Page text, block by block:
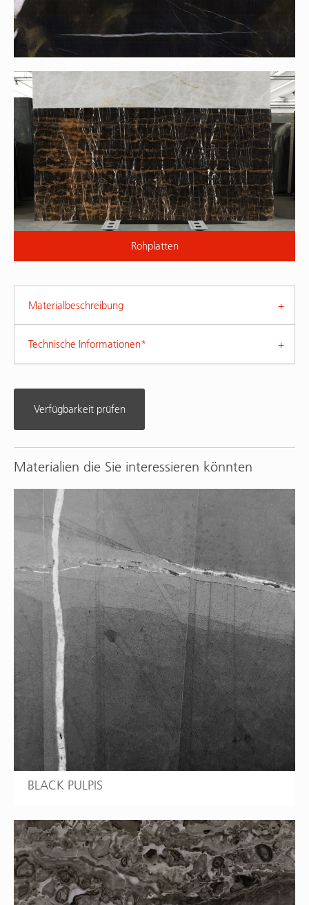
Rohplatten
Materialbeschreibung
Technische Informationen*
Verfügbarkeit prüfen
Materialien die Sie interessieren könnten
BLACK PULPIS